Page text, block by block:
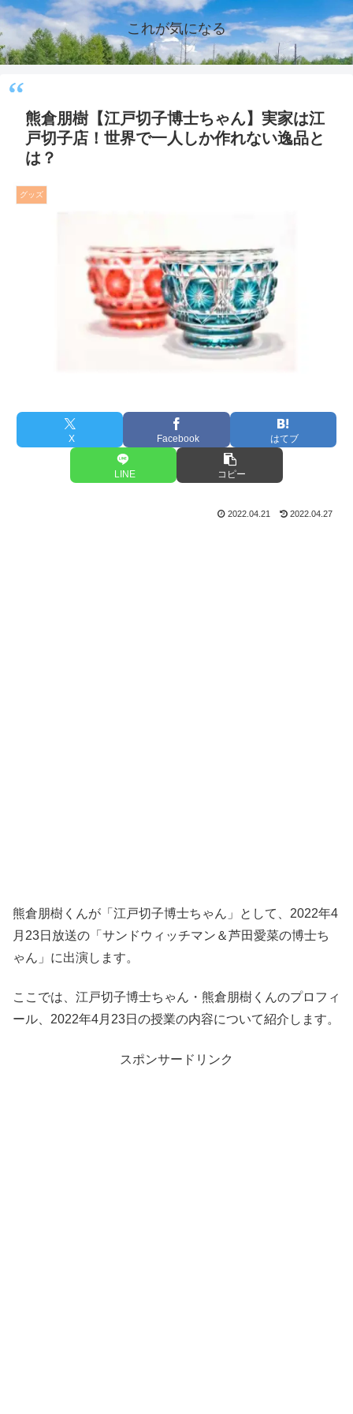
これが気になる
熊倉朋樹【江戸切子博士ちゃん】実家は江
戸切子店！世界で一人しか作れない逸品と
は？
グッズ
X Facebook はてブ
LINE コピー
2022.04.21 2022.04.27
熊倉朋樹くんが「江戸切子博士ちゃん」として、2022年4
月23日放送の「サンドウィッチマン＆芦田愛菜の博士ち
ゃん」に出演します。
ここでは、江戸切子博士ちゃん・熊倉朋樹くんのプロフィ
ール、2022年4月23日の授業の内容について紹介します。
スポンサードリンク